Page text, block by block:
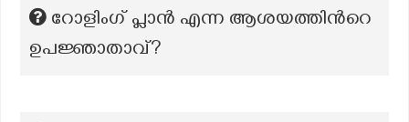
റോളിംഗ് പ്ലാൻ എന്ന ആശയത്തിന്‍റെ
ഉപജ്ഞാതാവ്?